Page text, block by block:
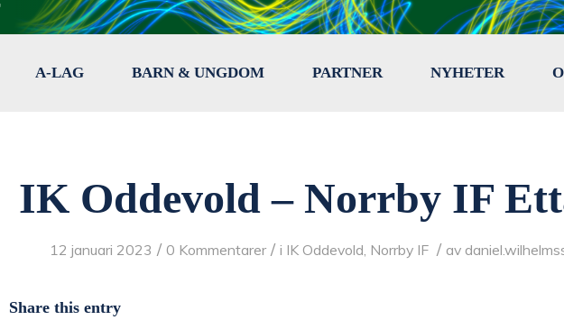
A-LAG BARN & UNGDOM PARTNER NYHETER
IK Oddevold – Norrby IF
12 januari 2023 / 0 Kommentarer / i IK Oddevold, Norrby IF / av
Share this entry